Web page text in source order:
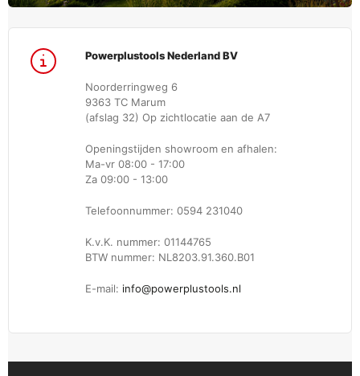
Powerplustools Nederland BV
Noorderringweg 6
9363 TC Marum
(afslag 32) Op zichtlocatie aan de A7
Openingstijden showroom en afhalen:
Ma-vr 08:00 - 17:00
Za 09:00 - 13:00
Telefoonnummer: 0594 231040
K.v.K. nummer: 01144765
BTW nummer: NL8203.91.360.B01
E-mail: info@powerplustools.nl